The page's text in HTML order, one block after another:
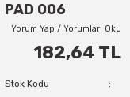
PAD 006
Yorum Yap / Yorumları Oku
182,64 TL
Stok Kodu